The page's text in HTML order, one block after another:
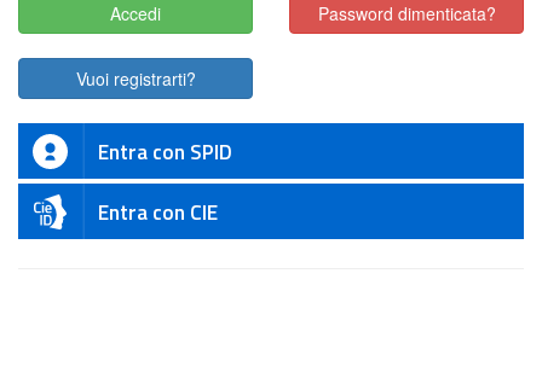
Password dimenticata?
Vuoi registrarti?
Entra con SPID
Entra con CIE